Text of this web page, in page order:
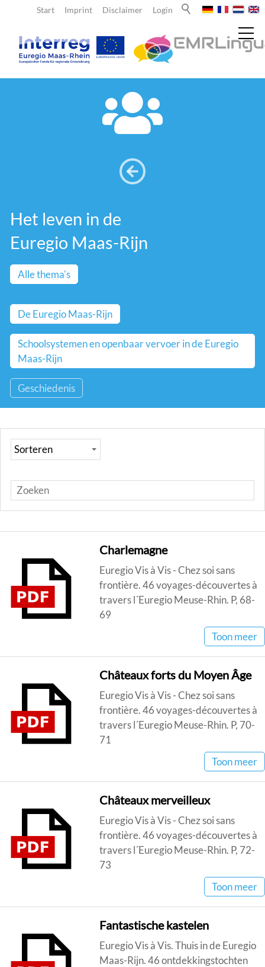
Login
Disclaimer
Imprint
Start
Leerlingen
Het leven in de
Euregio Maas-Rijn
Alle thema's
De Euregio Maas-Rijn
Schoolsystemen en openbaar vervoer in de Euregio
Maas-Rijn
Geschiedenis
Charlemagne
Euregio Vis à Vis - Chez soi sans
frontière. 46 voyages-découvertes à
travers l´Euregio Meuse-Rhin. P, 68-
69
Toon meer
Châteaux forts du Moyen Âge
Euregio Vis à Vis - Chez soi sans
frontière. 46 voyages-découvertes à
travers l´Euregio Meuse-Rhin. P, 70-
71
Toon meer
Châteaux merveilleux
Euregio Vis à Vis - Chez soi sans
frontière. 46 voyages-découvertes à
travers l´Euregio Meuse-Rhin. P, 72-
73
Toon meer
Fantastische kastelen
Euregio Vis à Vis. Thuis in de Euregio
Maas-Rijn. 46 ontdekkingstochten